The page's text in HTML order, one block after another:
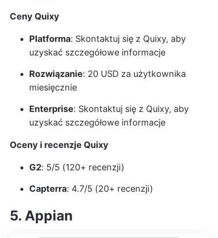
Ceny Quixy
Platforma: Skontaktuj się z Quixy, aby
uzyskać szczegółowe informacje
Rozwiązanie: 20 USD za użytkownika
miesięcznie
Enterprise: Skontaktuj się z Quixy, aby
uzyskać szczegółowe informacje
Oceny i recenzje Quixy
G2: 5/5 (120+ recenzji)
Capterra: 4.7/5 (20+ recenzji)
5. Appian